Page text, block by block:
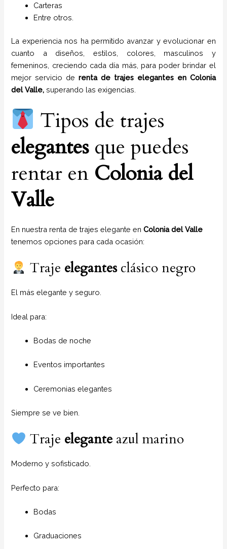
Carteras
Entre otros.
La experiencia nos ha permitido avanzar y evolucionar en
cuanto a diseños, estilos, colores, masculinos y
femeninos, creciendo cada día más, para poder brindar el
mejor servicio derenta de trajes elegantes en Colonia
del Valle, superando las exigencias.
Tipos de trajes
elegantes que puedes
rentar en Colonia del
Valle
En nuestra renta de trajes elegante enColonia del Valle
tenemos opciones para cada ocasión:
Traje elegantes clásico negro
El más elegante y seguro.
Ideal para:
Bodas de noche
Eventos importantes
Ceremonias elegantes
Siempre se ve bien.
Traje elegante azul marino
Moderno y sofisticado.
Perfecto para:
Bodas
Graduaciones